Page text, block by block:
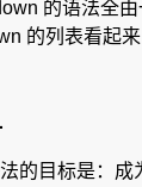
的语法全
的列表看起
的目标是：成